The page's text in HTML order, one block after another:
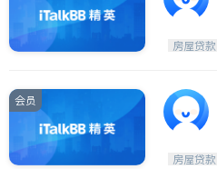
房屋贷款
会员
房屋贷款